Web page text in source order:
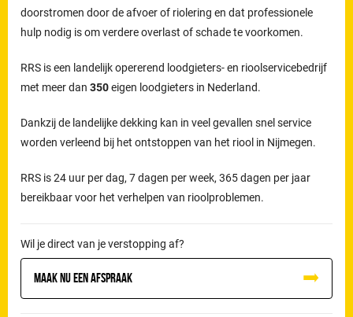
doorstromen door de afvoer of riolering en dat professionele
hulp nodig is om verdere overlast of schade te voorkomen.
RRS is een landelijk opererend loodgieters- en rioolservicebedrijf
met meer dan350eigen loodgieters in Nederland.
Dankzij de landelijke dekking kan in veel gevallen snel service
worden verleend bij het ontstoppen van het riool in Nijmegen.
RRS is 24 uur per dag, 7 dagen per week, 365 dagen per jaar
bereikbaar voor het verhelpen van rioolproblemen.
Wil je direct van je verstopping af?
Maak nu een afspraak